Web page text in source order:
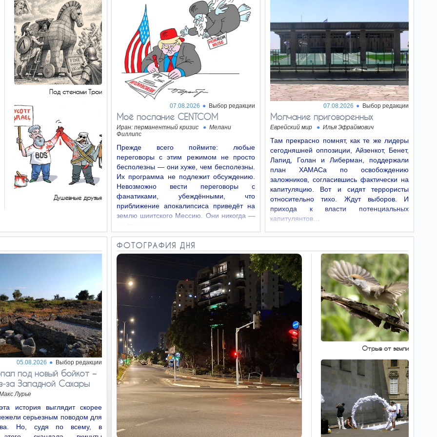
ранены 11 человек, среди
них четырехлетний ребенок.
09:49
Снижение уровня
сахара у маленького
ребенка связано с более
низким риском деменции
Ограничение сахара в
рационе ребенка до двух лет может снизить
риск развития деменции в пожилом возрасте
почти на четверть.
09:47
Власти Таиланда
рекомендуют туристам
использовать чемоданы с
сертифицированным
замком TSA
С 16 октября авиационные власти Таиланда
смогут вскрывать чемоданы, сданные в
багажное отделение самолета, даже без
согласия владельца, если в отношении их
содержимого возникнет подозрение с точки…
Пять популярных
категорически запрещено
Гастроэнтерологи предупредили об опасности
приема ряда лекарств по утрам, до того, как
вы позавтракали.
09:39
В Иране растут
слухи о критическом
состоянии Моджтабы
Хаменеи
В Иране усиливаются слухи о тяжелом
состоянии здоровья нового Верховного
лидера Ирана Моджтабы Хаменеи, который
не появлялся на публике.
09:39
США вводят 15-
процентную пошлину на
импорт поликремния из-за
Китая
Президент США Дональд Трамп подписал
указ о введении 15-процентной пошлины и
минимальных цен на импорт поликремния -
ключевого материала для производства
микросхем и солнечных панелей. Шаг
направлен…
Под стенами Трои
Душевные друзья
07.08.2026 Выбор редакции
Моё послание CENTCOM
Иран: перманентный кризис
Мелани
Филлипс
Прежде всего поймите: любые
переговоры с этим режимом не просто
бесполезны — они хуже, чем бесполезны.
Их программа не подлежит обсуждению.
Невозможно вести переговоры с
фанатиками, убеждёнными, что
приближение апокалипсиса приведёт на
землю шиитского Мессию. Они никогда —
07.08.2026 Выбор редакции
Молчание приговоренных
Еврейский мир Илья Эфраймович
Там прекрасно помнят, как те же лидеры
сегодняшней оппозиции, Айзенкот, Бенет,
Лапид, Голан и Либерман, поддержали
план ХАМАСа по освобождению
заложников, согласившись фактически на
капитуляцию. Вот и сидят террористы
относительно тихо. Ждут выборов. И
прихода к власти потенциальных
капитулянтов…
05.08.2026 Выбор редакции
под новый бойкот −
Западной Сахары
Лурье
история выглядит скорее
серьезным поводом для
Но, судя по всему, в
ФОТОГРАФИЯ ДНЯ
Отрыв от земли